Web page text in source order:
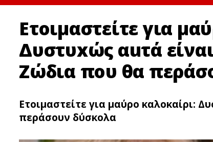
Ετοιμαστείτε για
Δυστυxώς αuτά
Ζώδια που θα
Ετοιμαστείτε για μαύρο καλοκαίρι:
περάσουν δύσκολα